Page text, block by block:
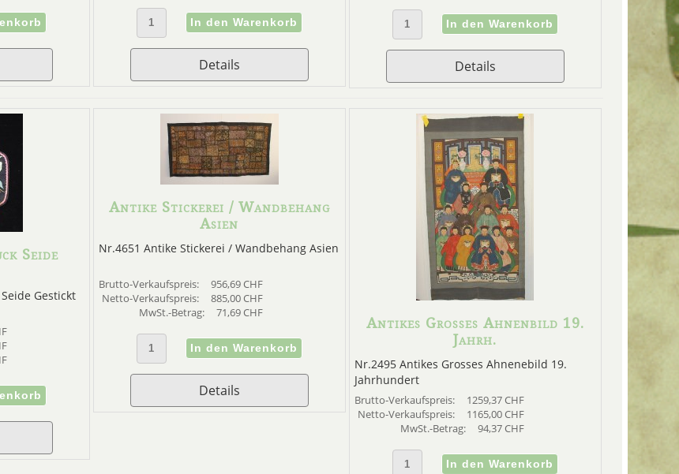
Details Details
Seide
Gestickt
Antike Stickerei / Wandbehang
Asien
Nr.4651 Antike Stickerei / Wandbehang Asien
Brutto-Verkaufspreis:
956,69 CHF
Netto-Verkaufspreis:
885,00 CHF
MwSt.-Betrag:
71,69 CHF
Details
Antikes Grosses Ahnenbild 19.
Jahrh.
Nr.2495 Antikes Grosses Ahnenebild 19.
Jahrhundert
Brutto-Verkaufspreis:
1259,37 CHF
Netto-Verkaufspreis:
1165,00 CHF
MwSt.-Betrag:
94,37 CHF